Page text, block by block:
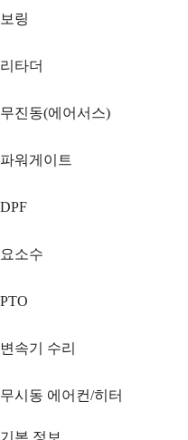
보링
리타더
무진동(에어서스)
파워게이트
DPF
요소수
PTO
변속기 수리
무시동 에어컨/히터
기본 정보